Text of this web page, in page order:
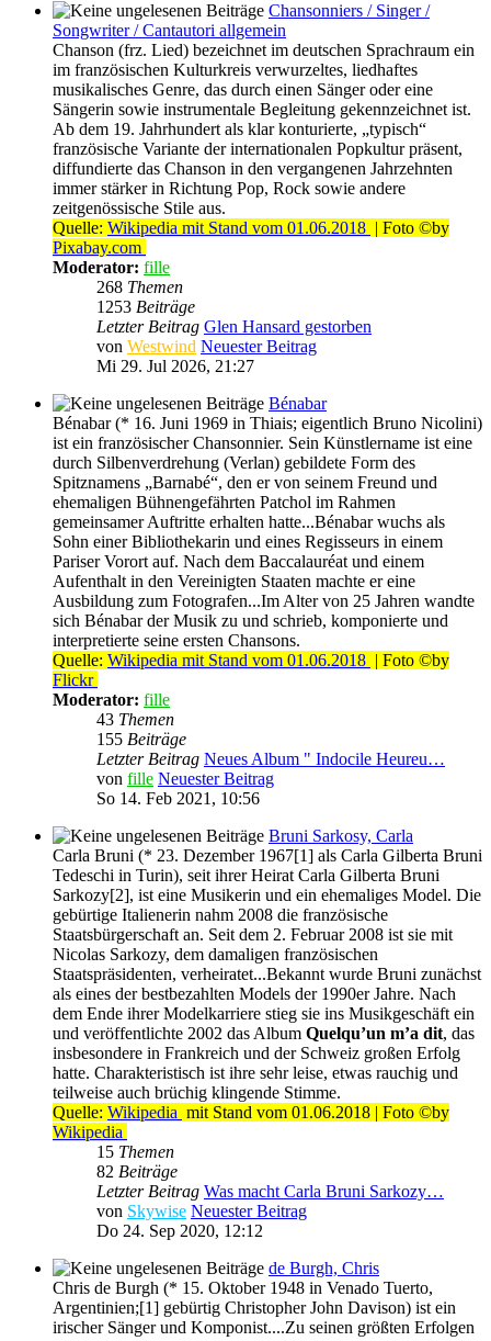
Chansonniers / Singer /
Songwriter / Cantautori allgemein
Chanson (frz. Lied) bezeichnet im deutschen Sprachraum ein
im französischen Kulturkreis verwurzeltes, liedhaftes
musikalisches Genre, das durch einen Sänger oder eine
Sängerin sowie instrumentale Begleitung gekennzeichnet ist.
Ab dem 19. Jahrhundert als klar konturierte, „typisch“
französische Variante der internationalen Popkultur präsent,
diffundierte das Chanson in den vergangenen Jahrzehnten
immer stärker in Richtung Pop, Rock sowie andere
zeitgenössische Stile aus.
Quelle: Wikipedia mit Stand vom 01.06.2018 | Foto ©by
Pixabay.com
Moderator: fille
268 Themen
1253 Beiträge
Letzter Beitrag Glen Hansard gestorben
von Westwind Neuester Beitrag
Mi 29. Jul 2026, 21:27
Bénabar
Bénabar (* 16. Juni 1969 in Thiais; eigentlich Bruno Nicolini)
ist ein französischer Chansonnier. Sein Künstlername ist eine
durch Silbenverdrehung (Verlan) gebildete Form des
Spitznamens „Barnabé“, den er von seinem Freund und
ehemaligen Bühnengefährten Patchol im Rahmen
gemeinsamer Auftritte erhalten hatte...Bénabar wuchs als
Sohn einer Bibliothekarin und eines Regisseurs in einem
Pariser Vorort auf. Nach dem Baccalauréat und einem
Aufenthalt in den Vereinigten Staaten machte er eine
Ausbildung zum Fotografen...Im Alter von 25 Jahren wandte
sich Bénabar der Musik zu und schrieb, komponierte und
interpretierte seine ersten Chansons.
Quelle: Wikipedia mit Stand vom 01.06.2018 | Foto ©by
Flickr
Moderator: fille
43 Themen
155 Beiträge
Letzter Beitrag Neues Album " Indocile Heureu…
von fille Neuester Beitrag
So 14. Feb 2021, 10:56
Bruni Sarkosy, Carla
Carla Bruni (* 23. Dezember 1967[1] als Carla Gilberta Bruni
Tedeschi in Turin), seit ihrer Heirat Carla Gilberta Bruni
Sarkozy[2], ist eine Musikerin und ein ehemaliges Model. Die
gebürtige Italienerin nahm 2008 die französische
Staatsbürgerschaft an. Seit dem 2. Februar 2008 ist sie mit
Nicolas Sarkozy, dem damaligen französischen
Staatspräsidenten, verheiratet...Bekannt wurde Bruni zunächst
als eines der bestbezahlten Models der 1990er Jahre. Nach
dem Ende ihrer Modelkarriere stieg sie ins Musikgeschäft ein
und veröffentlichte 2002 das Album Quelqu’un m’a dit, das
insbesondere in Frankreich und der Schweiz großen Erfolg
hatte. Charakteristisch ist ihre sehr leise, etwas rauchig und
teilweise auch brüchig klingende Stimme.
Quelle: Wikipedia mit Stand vom 01.06.2018 | Foto ©by
Wikipedia
15 Themen
82 Beiträge
Letzter Beitrag Was macht Carla Bruni Sarkozy…
von Skywise Neuester Beitrag
Do 24. Sep 2020, 12:12
de Burgh, Chris
Chris de Burgh (* 15. Oktober 1948 in Venado Tuerto,
Argentinien;[1] gebürtig Christopher John Davison) ist ein
irischer Sänger und Komponist....Zu seinen größten Erfolgen